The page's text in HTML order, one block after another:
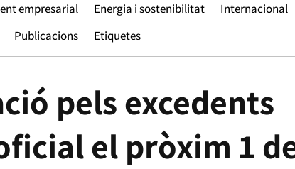
empresarial Energia i sostenibilitat Internacional
Publicacions Etiquetes
pels excedents
el pròxim 1